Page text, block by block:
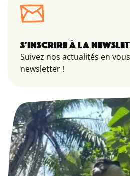
S’INSCRIRE À LA
Suivez nos actualités en
newsletter !